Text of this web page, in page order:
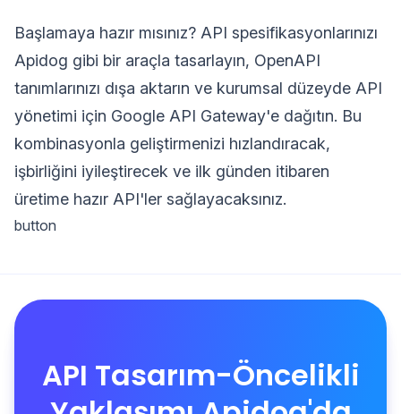
Başlamaya hazır mısınız? API spesifikasyonlarınızı
Apidog gibi bir araçla tasarlayın, OpenAPI
tanımlarınızı dışa aktarın ve kurumsal düzeyde API
yönetimi için Google API Gateway'e dağıtın. Bu
kombinasyonla geliştirmenizi hızlandıracak,
işbirliğini iyileştirecek ve ilk günden itibaren
üretime hazır API'ler sağlayacaksınız.
button
API Tasarım-Öncelikli